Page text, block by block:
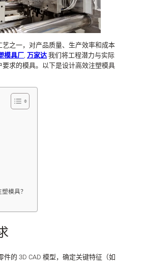
之一，对产品质量、生产效率和成本
模具厂, 万家达我们将工程潜力与实际
求的模具。以下是设计高效注塑模具
模具？
件的 3D CAD 模型，确定关键特征（如